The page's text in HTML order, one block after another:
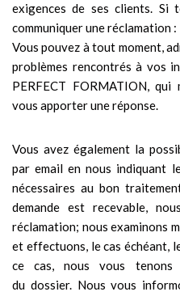
exigences de ses clients. Si
communiquer une réclamation :
Vous pouvez à tout moment,
problèmes rencontrés à vos
PERFECT FORMATION,
vous apporter une réponse.
Vous avez également la
par email en nous indiquant
nécessaires au bon
demande est recevable,
réclamation; nous examinons
et effectuons, le cas échéant,
ce cas, nous vous tenons
du dossier. Nous vous